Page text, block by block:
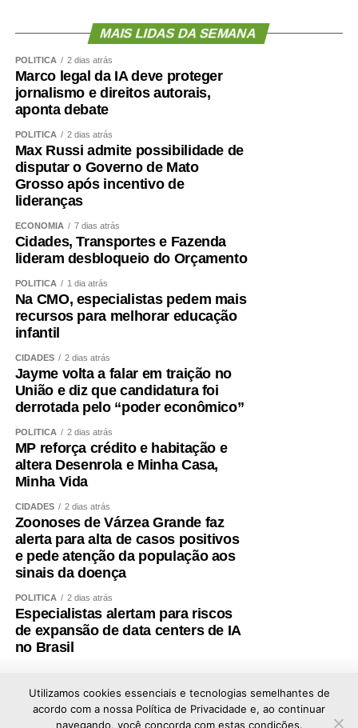
preparada para participar do debate público. São jovens
que pesquisam, confrontam diferentes perspectivas,
dialogam com autores clássicos e contemporâneos,
transformando esse repertório em argumentos
consistentes e propostas viáveis para os desafios do
Veja aqui as redações vencedoras de 2026
Conheça os finalistas dos estados e do DF em 2026
Agência Senado (Reprodução autorizada mediante
citação da Agência Senado)
Fonte:Agência Senado
COMENTE ABAIXO:
WhatsApp
Facebook
Twitter
MAIS LIDAS DA SEMANA
POLÍTICA 2 dias atrás
Marco legal da IA deve proteger
jornalismo e direitos autorais,
aponta debate
POLÍTICA 2 dias atrás
Max Russi admite possibilidade de
disputar o Governo de Mato
Grosso após incentivo de
lideranças
ECONOMIA 7 dias atrás
Cidades, Transportes e Fazenda
lideram desbloqueio do Orçamento
POLÍTICA 1 dia atrás
Na CMO, especialistas pedem mais
recursos para melhorar educação
infantil
CIDADES 2 dias atrás
Jayme volta a falar em traição no
União e diz que candidatura foi
derrotada pelo “poder econômico”
POLÍTICA 2 dias atrás
MP reforça crédito e habitação e
altera Desenrola e Minha Casa,
Minha Vida
CIDADES 2 dias atrás
Zoonoses de Várzea Grande faz
alerta para alta de casos positivos
e pede atenção da população aos
sinais da doença
POLÍTICA 2 dias atrás
Especialistas alertam para riscos
de expansão de data centers de IA
no Brasil
Utilizamos cookies essenciais e tecnologias semelhantes de
acordo com a nossa Política de Privacidade e, ao continuar
navegando, você concorda com estas condições.